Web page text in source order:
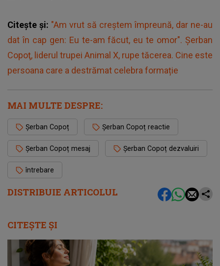
DISTRIBUIE ARTICOLUL
Citește și: "Am vrut să creștem împreună, dar ne-au
dat în cap gen: Eu te-am făcut, eu te omor". Şerban
Copoţ, liderul trupei Animal X, rupe tăcerea. Cine este
persoana care a destrămat celebra formație
MAI MULTE DESPRE:
Șerban Copoț Șerban Copoț reactie
Șerban Copoț mesaj Șerban Copoț dezvaluiri
întrebare
CITEȘTE ȘI